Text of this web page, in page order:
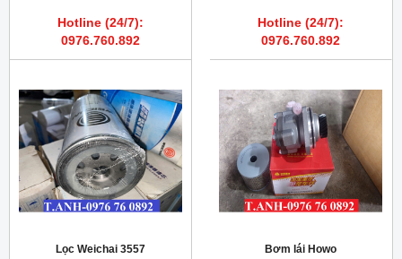
Hotline (24/7):
0976.760.892
Hotline (24/7):
0976.760.892
Lọc Weichai 3557 Bơm lái Howo